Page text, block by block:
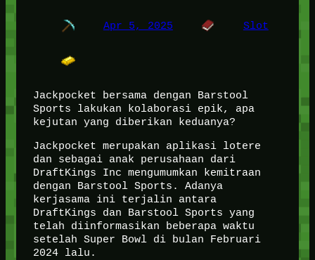
Apr 5, 2025 Slot
Jackpocket bersama dengan Barstool
Sports lakukan kolaborasi epik, apa
kejutan yang diberikan keduanya?
Jackpocket merupakan aplikasi lotere
dan sebagai anak perusahaan dari
DraftKings Inc mengumumkan kemitraan
dengan Barstool Sports. Adanya
kerjasama ini terjalin antara
DraftKings dan Barstool Sports yang
telah diinformasikan beberapa waktu
setelah Super Bowl di bulan Februari
2024 lalu.